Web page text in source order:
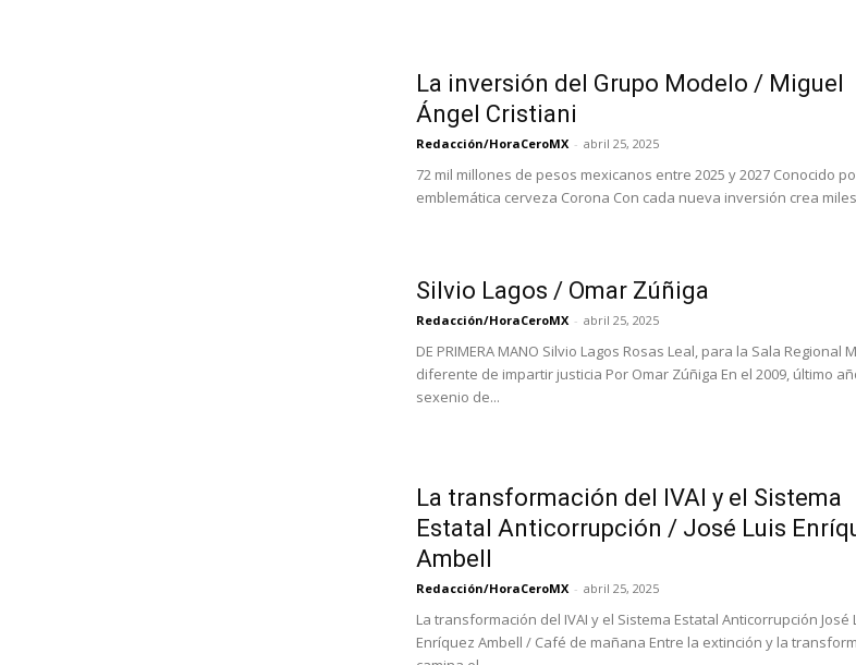
La inversión del Grupo Modelo / Miguel
Ángel Cristiani
Redacción/HoraCeroMX - abril 25, 2025
72 mil millones de pesos mexicanos entre 2025 y 2027 Conocido
emblemática cerveza Corona Con cada nueva inversión crea
Silvio Lagos / Omar Zúñiga
Redacción/HoraCeroMX - abril 25, 2025
DE PRIMERA MANO Silvio Lagos Rosas Leal, para la Sala Regional
diferente de impartir justicia Por Omar Zúñiga En el 2009, último
sexenio de...
La transformación del IVAI y el Sistema
Estatal Anticorrupción / José Luis
Ambell
Redacción/HoraCeroMX - abril 25, 2025
La transformación del IVAI y el Sistema Estatal Anticorrupción José
Enríquez Ambell / Café de mañana Entre la extinción y la